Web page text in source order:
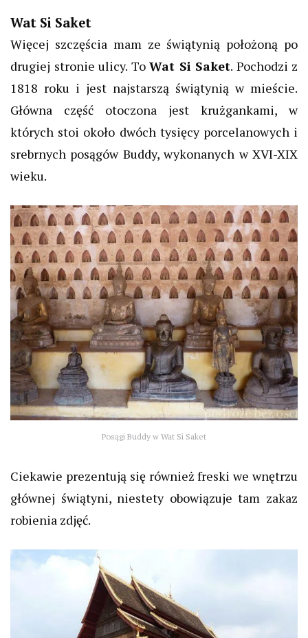
Wat Si Saket
Więcej szczęścia mam ze świątynią położoną po
drugiej stronie ulicy. To Wat Si Saket. Pochodzi z
1818 roku i jest najstarszą świątynią w mieście.
Główna część otoczona jest krużgankami, w
których stoi około dwóch tysięcy porcelanowych i
srebrnych posągów Buddy, wykonanych w XVI-XIX
wieku.
Posągi Buddy w Wat Si Saket
Ciekawie prezentują się również freski we wnętrzu
głównej świątyni, niestety obowiązuje tam zakaz
robienia zdjęć.